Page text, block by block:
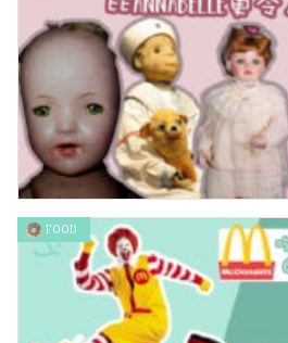
真實版恐怖娃娃 比安娜貝爾更令人發涼
FOOD